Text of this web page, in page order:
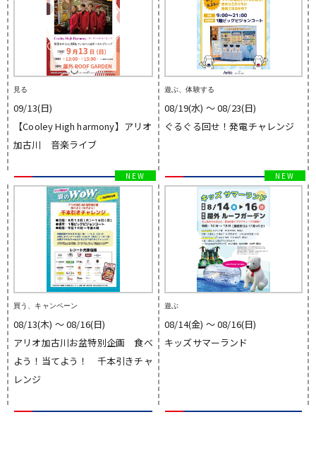
見る
09/13(日)
【Cooley High harmony】アリオ
加古川 音楽ライブ
遊ぶ、体験する
08/19(水) 〜 08/23(日)
ぐるぐる回せ！発電チャレンジ
買う、キャンペーン
08/13(木) 〜 08/16(日)
アリオ加古川お盆特別企画 食べ
よう！当てよう！ 千本引きチャ
レンジ
遊ぶ
08/14(金) 〜 08/16(日)
キッズサマーランド